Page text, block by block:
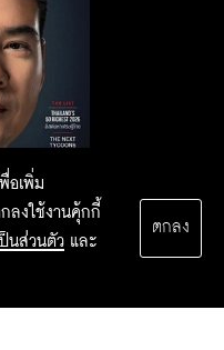
อเพิ่ม
ลงใช้งานคุ้กกี้
นส่วนตัว และ
ตกลง
RESERVED